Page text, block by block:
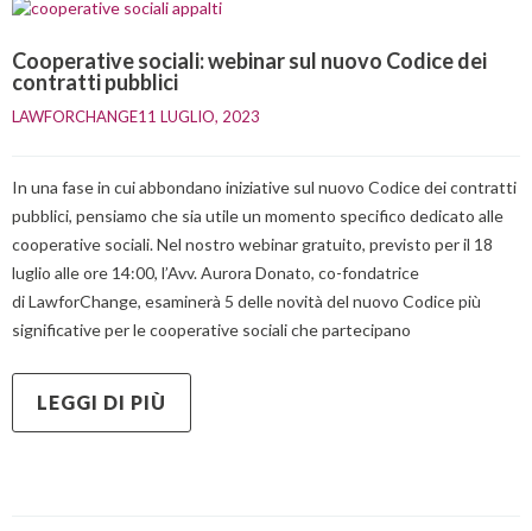
Cooperative sociali: webinar sul nuovo Codice dei
contratti pubblici
LAWFORCHANGE11 LUGLIO, 2023
In una fase in cui abbondano iniziative sul nuovo Codice dei contratti
pubblici, pensiamo che sia utile un momento specifico dedicato alle
cooperative sociali. Nel nostro webinar gratuito, previsto per il 18
luglio alle ore 14:00, l’Avv. Aurora Donato, co-fondatrice
di LawforChange, esaminerà 5 delle novità del nuovo Codice più
significative per le cooperative sociali che partecipano
LEGGI DI PIÙ